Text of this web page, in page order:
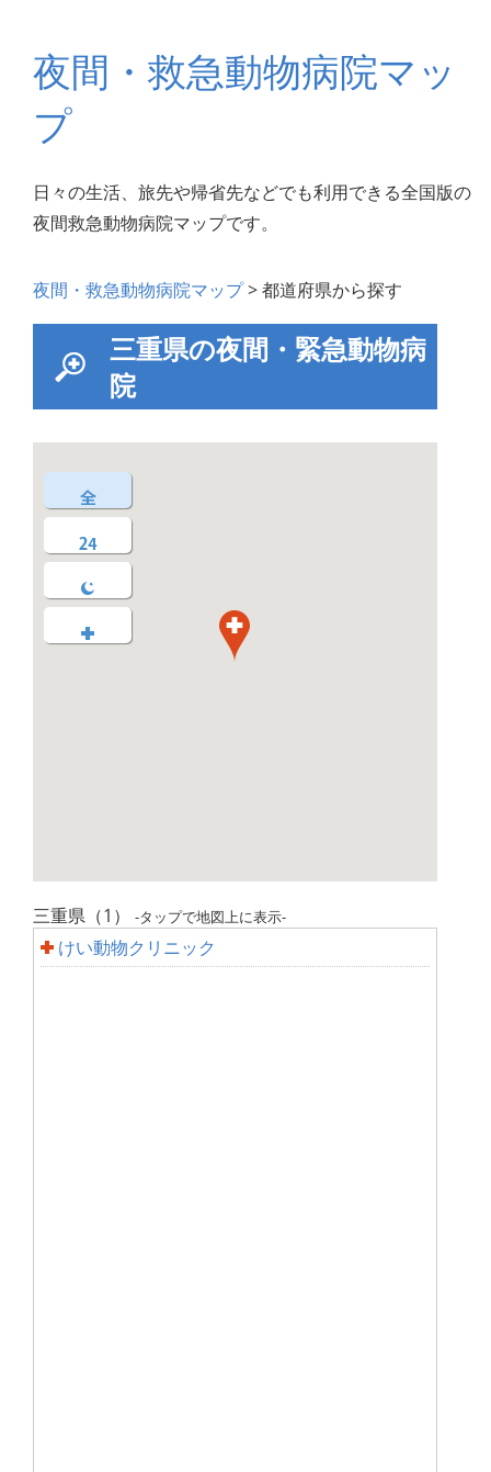
夜間・救急動物病院マッ
プ
日々の生活、旅先や帰省先などでも利用できる全国版の
夜間救急動物病院マップです。
夜間・救急動物病院マップ> 都道府県から探す
三重県の夜間・緊急動物病
院
三重県（1） -タップで地図上に表示-
けい動物クリニック